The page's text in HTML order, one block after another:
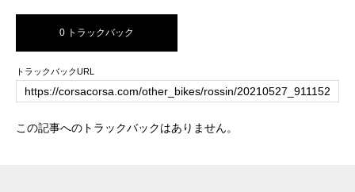
0 トラックバック
トラックバックURL
この記事へのトラックバックはありません。